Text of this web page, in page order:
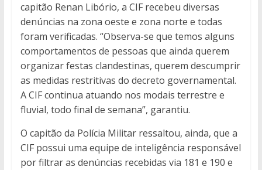
capitão Renan Libório, a CIF recebeu diversas
denúncias na zona oeste e zona norte e todas
foram verificadas. “Observa-se que temos alguns
comportamentos de pessoas que ainda querem
organizar festas clandestinas, querem descumprir
as medidas restritivas do decreto governamental.
A CIF continua atuando nos modais terrestre e
fluvial, todo final de semana”, garantiu.
O capitão da Polícia Militar ressaltou, ainda, que a
CIF possui uma equipe de inteligência responsável
por filtrar as denúncias recebidas via 181 e 190 e